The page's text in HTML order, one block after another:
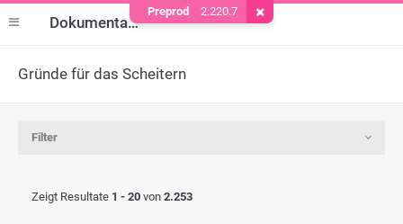
Dokumentation
Gründe für das Scheitern
Filter
Zeigt Resultate 1 - 20 von 2.253
Preprod 2.220.7 Cookie entfernen